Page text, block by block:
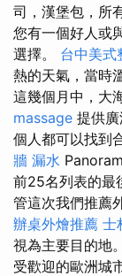
司，漢堡包，所
您有一個好人或
選擇。 台中美式
熱的天氣，當時
這幾個月中，大
massage 提供
個人都可以找到
牆 漏水
前25名列表的最
管這次我們推薦
辦桌外燴推薦 士
視為主要目的地。
受歡迎的歐洲城